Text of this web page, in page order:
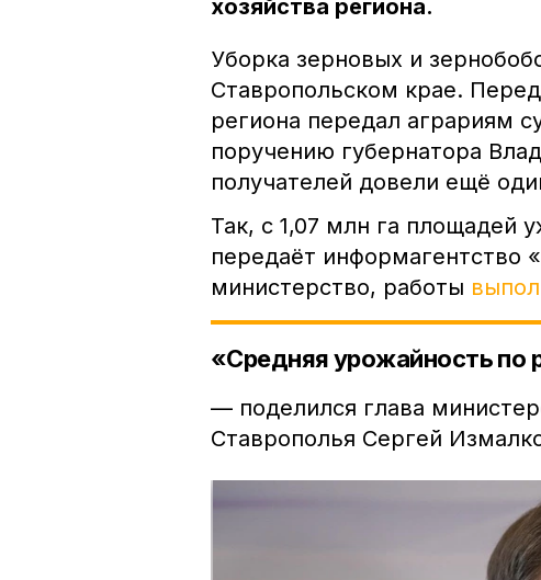
хозяйства региона.
Уборка зерновых и
Ставропольском крае.
региона передал аграриям
поручению губернатора
получателей довели ещё
Так, с 1,07 млн га площадей
передаёт информагентство
министерство, работы
«Средняя урожайность по
— поделился глава
Ставрополья Сергей